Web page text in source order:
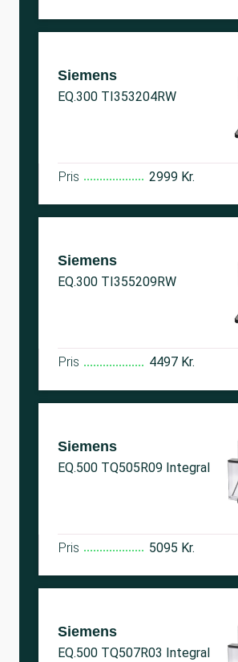
Siemens
EQ.300 TI353204RW
Pris 2999 Kr.
Siemens
EQ.300 TI355209RW
Pris 4497 Kr.
Siemens
EQ.500 TQ505R09 Integral
Pris 5095 Kr.
Siemens
EQ.500 TQ507R03 Integral